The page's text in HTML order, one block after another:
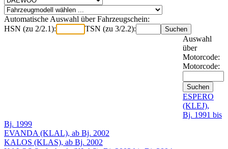
Automatische Auswahl über Fahrzeugschein:
HSN (zu 2/2.1):
TSN (zu 3/2.2):
Auswahl
über
Motorcode:
Motorcode:
ESPERO
(KLEJ),
Bj. 1991 bis
Bj. 1999
EVANDA (KLAL), ab Bj. 2002
KALOS (KLAS), ab Bj. 2002